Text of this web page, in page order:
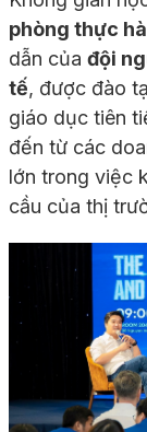
phòng thực
dẫn của đội
tế, được đào
giáo dục tiên
đến từ các
lớn trong việc
cầu của thị